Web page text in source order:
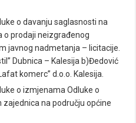
o davanju saglasnosti na
o prodaji neizgrađenog
javnog nadmetanja – licitacije.
Dubnica – Kalesija b)Đedović
komerc” d.o.o. Kalesija.
o izmjenama Odluke o
na području općine